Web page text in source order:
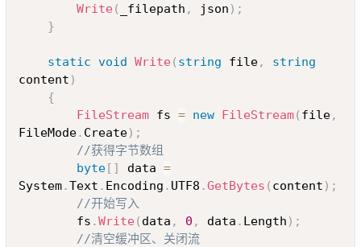
Write( _filepath , json ) ;
}
static void Write( string file,
string
content )
{
FileStream fs = new FileStream( file,
FileMode. Create) ;
//获得字节数组
byte[ ] data =
System.Text . Encoding . UTF8 .GetBytes ( content ) ;
//开始写入
		fs
.Write( data , 0 , data . Length ) ;
//清空缓冲区、关闭流